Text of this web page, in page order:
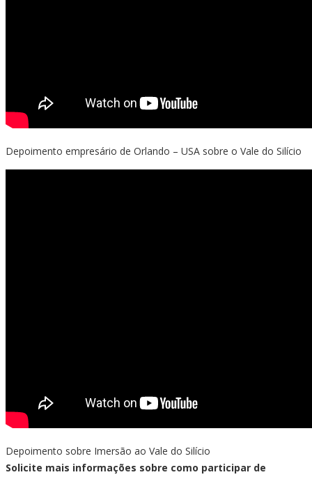
Depoimento empresário de Orlando – USA sobre o Vale do Silício
Depoimento sobre Imersão ao Vale do Silício
Solicite mais informações sobre como participar de